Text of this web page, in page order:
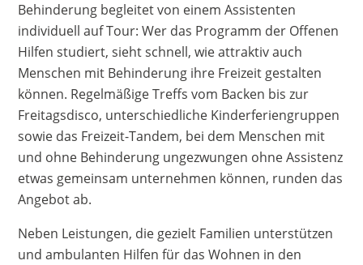
Behinderung begleitet von einem Assistenten
individuell auf Tour: Wer das Programm der Offenen
Hilfen studiert, sieht schnell, wie attraktiv auch
Menschen mit Behinderung ihre Freizeit gestalten
können. Regelmäßige Treffs vom Backen bis zur
Freitagsdisco, unterschiedliche Kinderferiengruppen
sowie das Freizeit-Tandem, bei dem Menschen mit
und ohne Behinderung ungezwungen ohne Assistenz
etwas gemeinsam unternehmen können, runden das
Angebot ab.
Neben Leistungen, die gezielt Familien unterstützen
und ambulanten Hilfen für das Wohnen in den